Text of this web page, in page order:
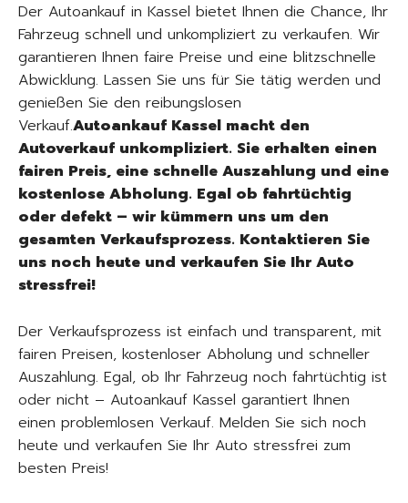
Der Autoankauf in Kassel bietet Ihnen die Chance, Ihr
Fahrzeug schnell und unkompliziert zu verkaufen. Wir
garantieren Ihnen faire Preise und eine blitzschnelle
Abwicklung. Lassen Sie uns für Sie tätig werden und
genießen Sie den reibungslosen
Verkauf.Autoankauf Kassel macht den
Autoverkauf unkompliziert. Sie erhalten einen
fairen Preis, eine schnelle Auszahlung und eine
kostenlose Abholung. Egal ob fahrtüchtig
oder defekt – wir kümmern uns um den
gesamten Verkaufsprozess. Kontaktieren Sie
uns noch heute und verkaufen Sie Ihr Auto
stressfrei!
Der Verkaufsprozess ist einfach und transparent, mit
fairen Preisen, kostenloser Abholung und schneller
Auszahlung. Egal, ob Ihr Fahrzeug noch fahrtüchtig ist
oder nicht – Autoankauf Kassel garantiert Ihnen
einen problemlosen Verkauf. Melden Sie sich noch
heute und verkaufen Sie Ihr Auto stressfrei zum
besten Preis!